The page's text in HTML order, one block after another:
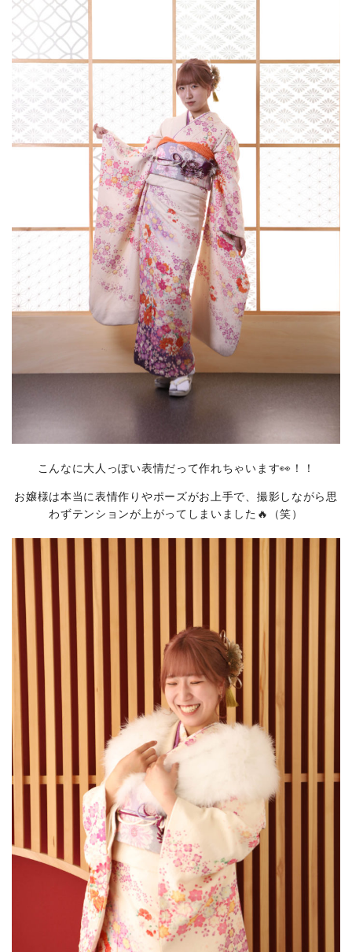
こんなに大人っぽい表情だって作れちゃいます👀！！
お嬢様は本当に表情作りやポーズがお上手で、撮影しながら思
わずテンションが上がってしまいました🔥（笑）